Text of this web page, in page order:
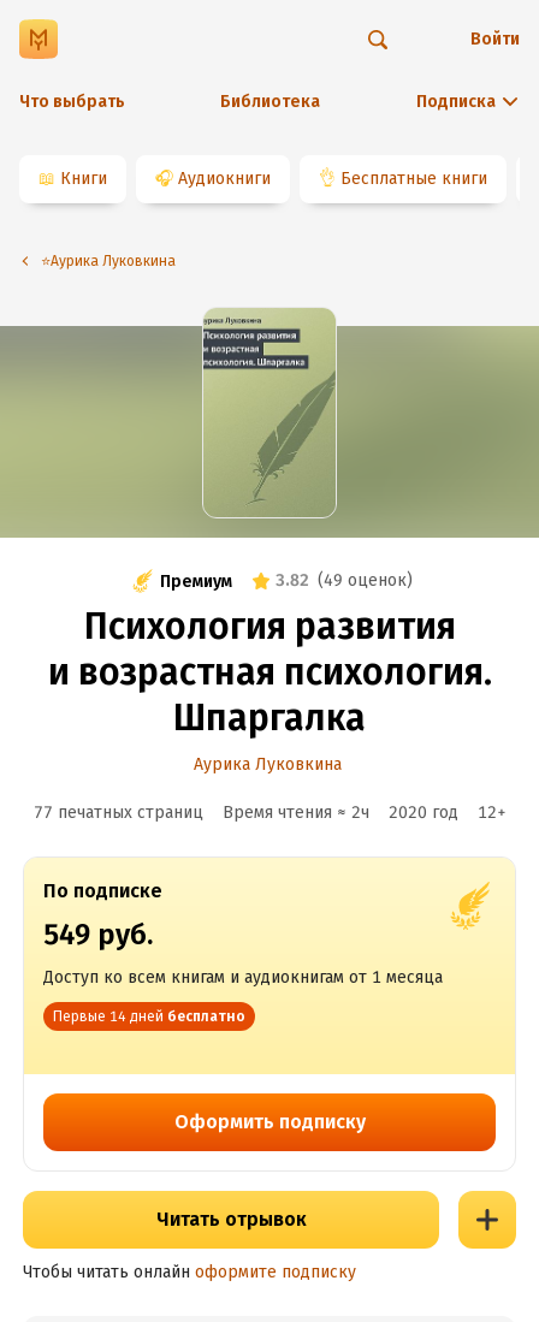
Что выбрать Библиотека Подписка
Войти
📖 Книги 🎧 Аудиокниги 👌 Бесплатные книги
⭐️Аурика Луковкина
Премиум 3.82 (49 оценок)
Психология развития
и возрастная психология.
Шпаргалка
Аурика Луковкина
77 печатных страниц Время чтения ≈ 2ч 2020 год 12+
По подписке
549 руб.
Доступ ко всем книгам и аудиокнигам от 1 месяца
Первые 14 дней бесплатно
Оформить подписку
Читать отрывок
Чтобы читать онлайн оформите подписку